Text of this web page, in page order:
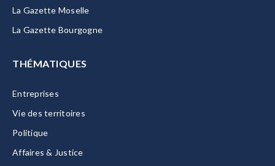
La Gazette Moselle
La Gazette Bourgogne
THÉMATIQUES
Entreprises
Vie des territoires
Politique
Affaires & Justice